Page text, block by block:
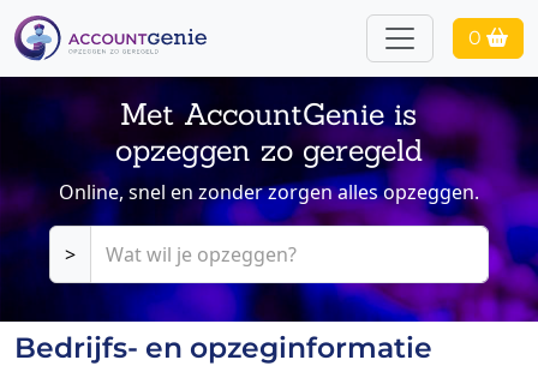
0
Met AccountGenie is
opzeggen zo geregeld
Online, snel en zonder zorgen alles opzeggen.
>
Bedrijfs- en opzeginformatie